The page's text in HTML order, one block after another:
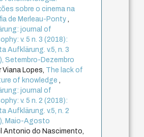
sobre o cinema na
de Merleau-Ponty,
journal of
v. 5 n. 3 (2018):
Aufklärung. v.5, n. 3
Setembro-Dezembro
Viana Lopes, The lack of
of knowledge,
journal of
v. 5 n. 2 (2018):
Aufklärung. v.5, n. 2
Maio-Agosto
Antonio do Nascimento,